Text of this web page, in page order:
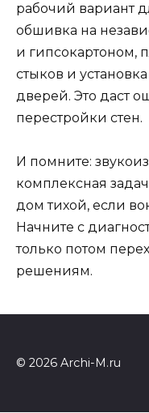
рабочий вариант
обшивка на
и гипсокартоном,
стыков и
дверей. Это даст
перестройки стен.
И помните:
комплексная
дом тихой, если
Начните с
только потом
решениям.
© 2026 Archi-M.ru